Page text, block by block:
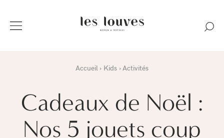
Accueil Kids Activités
Cadeaux de Noël :
Nos 5 jouets coup